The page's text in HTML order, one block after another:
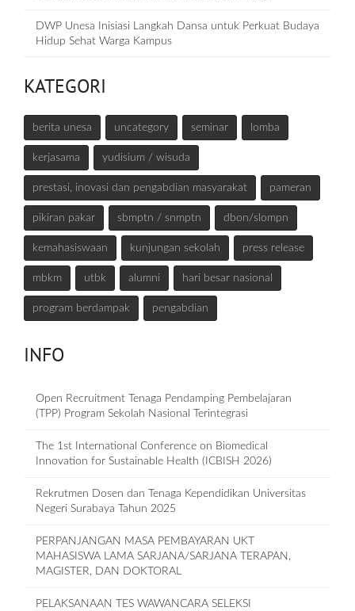
DWP Unesa Inisiasi Langkah Dansa untuk Perkuat Budaya
Hidup Sehat Warga Kampus
KATEGORI
berita unesa uncategory seminar lomba
kerjasama yudisium / wisuda
prestasi, inovasi dan pengabdian masyarakat pameran
pikiran pakar sbmptn / snmptn dbon/slompn
kemahasiswaan kunjungan sekolah press release
mbkm utbk alumni hari besar nasional
program berdampak pengabdian
INFO
Open Recruitment Tenaga Pendamping Pembelajaran
(TPP) Program Sekolah Nasional Terintegrasi
The 1st International Conference on Biomedical
Innovation for Sustainable Health (ICBISH 2026)
Rekrutmen Dosen dan Tenaga Kependidikan Universitas
Negeri Surabaya Tahun 2025
PERPANJANGAN MASA PEMBAYARAN UKT
MAHASISWA LAMA SARJANA/SARJANA TERAPAN,
MAGISTER, DAN DOKTORAL
PELAKSANAAN TES WAWANCARA SELEKSI